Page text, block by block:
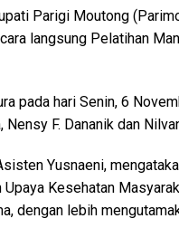
Parigi Moutong
langsung Pelatihan
pada hari Senin, 6
F. Dananik dan
Yusnaeni,
Kesehatan
dengan lebih